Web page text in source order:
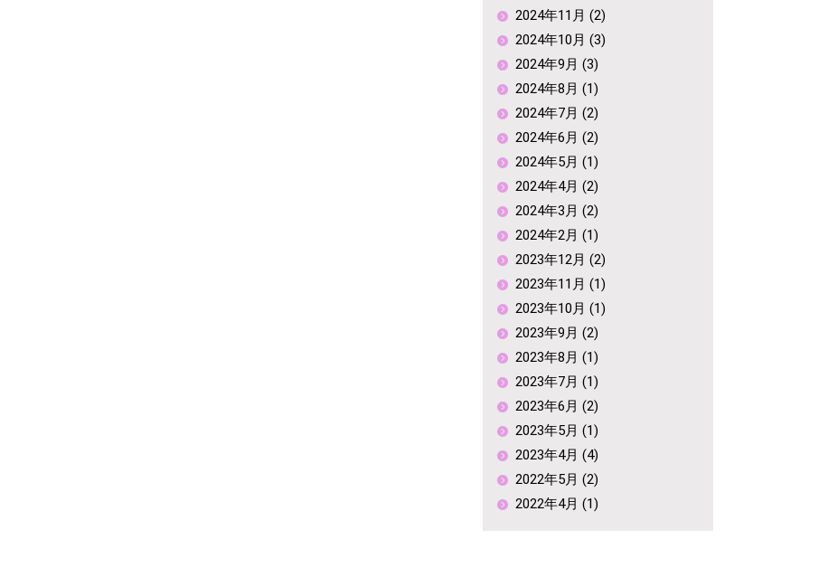
2024年11月 (2)
2024年10月 (3)
2024年9月 (3)
2024年8月 (1)
2024年7月 (2)
2024年6月 (2)
2024年5月 (1)
2024年4月 (2)
2024年3月 (2)
2024年2月 (1)
2023年12月 (2)
2023年11月 (1)
2023年10月 (1)
2023年9月 (2)
2023年8月 (1)
2023年7月 (1)
2023年6月 (2)
2023年5月 (1)
2023年4月 (4)
2022年5月 (2)
2022年4月 (1)